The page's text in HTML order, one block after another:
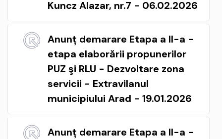
Kuncz Alazar, nr.7 - 06.02.2026
Anunț demarare Etapa a II-a -
etapa elaborării propunerilor
PUZ şi RLU - Dezvoltare zona
servicii - Extravilanul
municipiului Arad - 19.01.2026
Anunț demarare Etapa a II-a -